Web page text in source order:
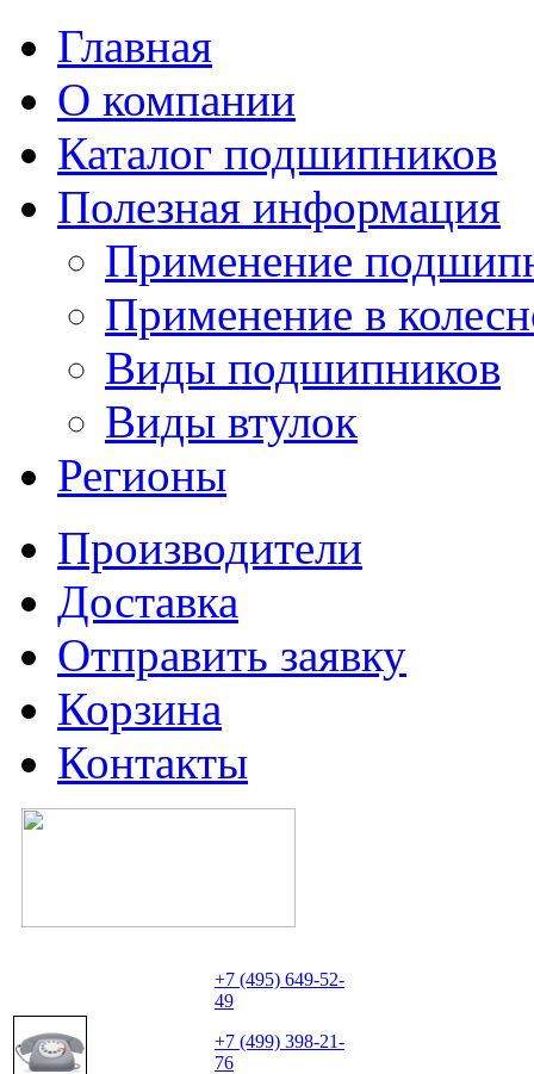
Главная
О компании
Каталог подшипников
Полезная информация
Применение
Применение в
Виды подшипников
Виды втулок
Регионы
Производители
Доставка
Отправить заявку
Корзина
Контакты
+7 (495) 649-52-
49
+7 (499) 398-21-
76